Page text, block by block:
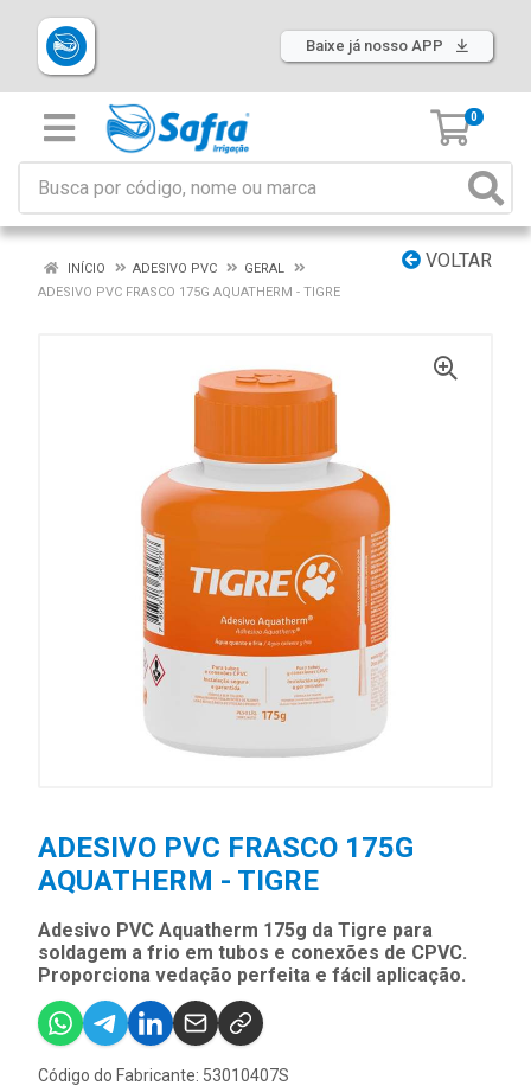
Baixe já nosso APP
0
VOLTAR
INÍCIO ADESIVO PVC
GERAL
ADESIVO PVC FRASCO 175G AQUATHERM - TIGRE
ADESIVO PVC FRASCO 175G
AQUATHERM - TIGRE
Adesivo PVC Aquatherm 175g da Tigre para
soldagem a frio em tubos e conexões de CPVC.
Proporciona vedação perfeita e fácil aplicação.
Código do Fabricante: 53010407S